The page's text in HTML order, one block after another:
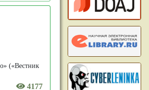
(«Вестник
4177